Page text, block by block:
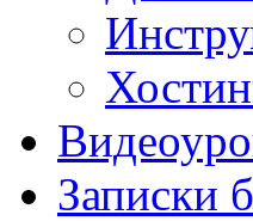
Записки